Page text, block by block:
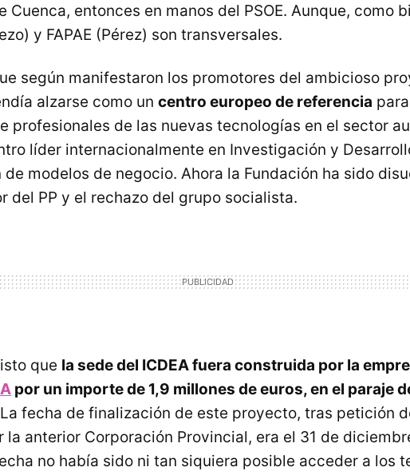
Cuenca, entonces en manos del PSOE. Aunque, como
y FAPAE (Pérez) son transversales.
según manifestaron los promotores del ambicioso
alzarse como un centro europeo de referencia
profesionales de las nuevas tecnologías en el sector
líder internacionalmente en Investigación y
modelos de negocio. Ahora la Fundación ha sido
del PP y el rechazo del grupo socialista.
que la sede del ICDEA fuera construida por la
por un importe de 1,9 millones de euros, en el paraje
fecha de finalización de este proyecto, tras petición
la anterior Corporación Provincial, era el 31 de
no había sido ni tan siquiera posible acceder a los